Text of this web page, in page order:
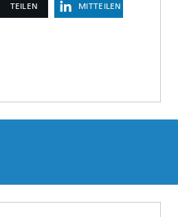
TEILEN MITTEILEN